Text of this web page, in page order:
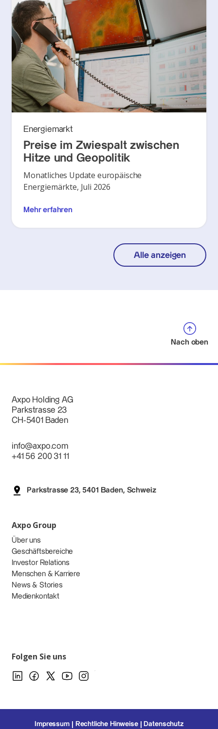
Energiemarkt
Preise im Zwiespalt zwischen
Hitze und Geopolitik
Monatliches Update europäische
Energiemärkte, Juli 2026
Mehr erfahren
Alle anzeigen
Nach oben
Axpo Holding AG
Parkstrasse 23
CH-5401 Baden
info@axpo.com
+41 56 200 31 11
Parkstrasse 23, 5401 Baden, Schweiz
Axpo Group
Über uns
Geschäftsbereiche
Investor Relations
Menschen & Karriere
News & Stories
Medienkontakt
Folgen Sie uns
Impressum Rechtliche Hinweise Datenschutz